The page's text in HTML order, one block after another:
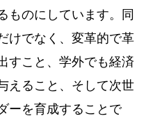
ものにしています。同
けでなく、変革的で革
すこと、学外でも経済
えること、そして次世
ーを育成することで